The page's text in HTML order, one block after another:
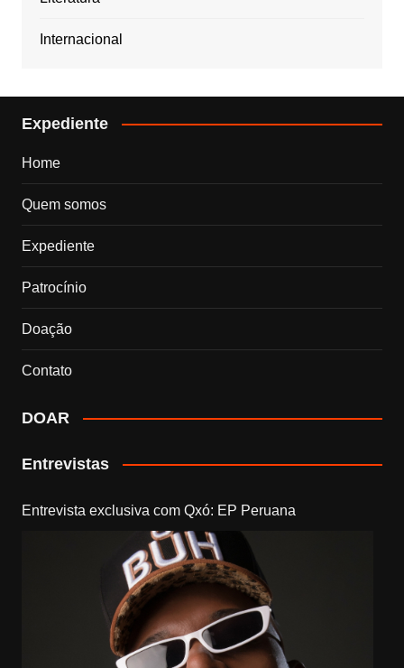
Internacional
Expediente
Home
Quem somos
Expediente
Patrocínio
Doação
Contato
DOAR
Entrevistas
Entrevista exclusiva com Qxó: EP Peruana